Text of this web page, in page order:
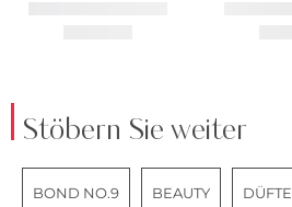
Stöbern Sie weiter
BOND NO.9 BEAUTY DÜFTE